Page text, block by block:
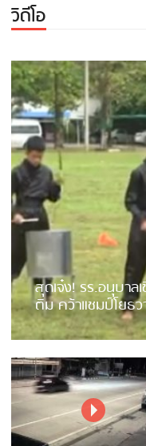
วิดีโอ
สุดเจ๋ง! รร.อนุบา
ติม คว้าแชมป์โยธ